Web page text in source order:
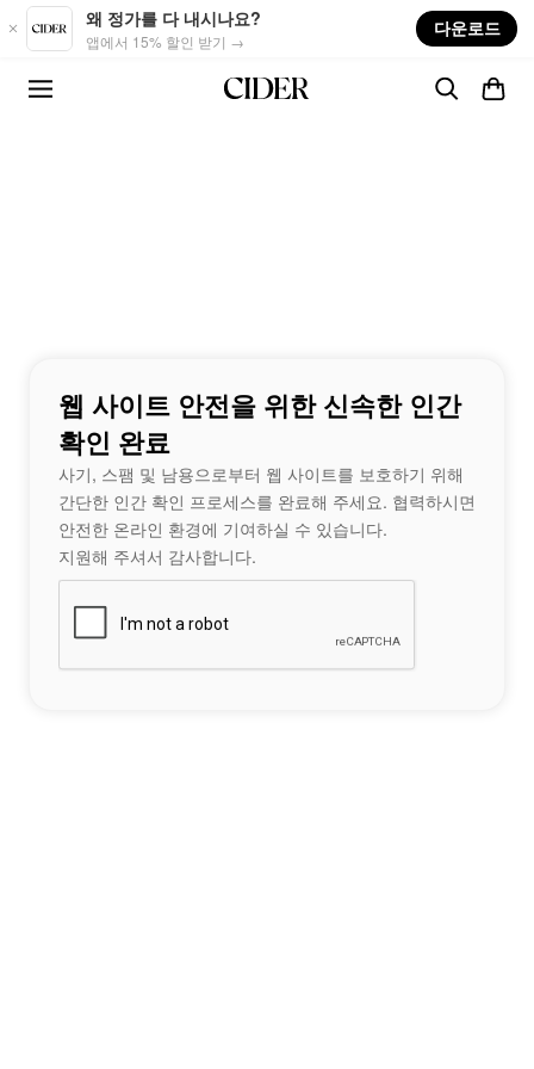
Skip to main content
왜 정가를 다 내시나요?
앱에서 15% 할인 받기 →
다운로드
웹 사이트 안전을 위한 신속한 인간
확인 완료
사기, 스팸 및 남용으로부터 웹 사이트를 보호하기 위해
간단한 인간 확인 프로세스를 완료해 주세요. 협력하시면
안전한 온라인 환경에 기여하실 수 있습니다.
지원해 주셔서 감사합니다.